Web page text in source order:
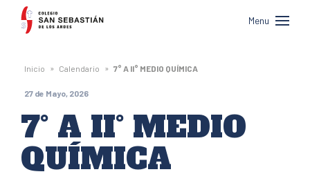
Colegio
San
Sebastián
de
Los
Andes
Menu
Inicio » Calendario » 7° A II° MEDIO QUÍMICA
27 de Mayo, 2026
7° A II° MEDIO
QUÍMICA